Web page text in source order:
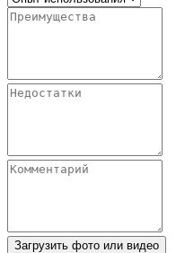
Загрузить фото или видео